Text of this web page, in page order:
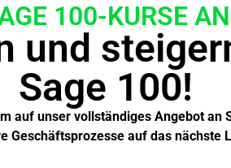
100-KURSE
und
Sage 100!
auf unser vollständiges Angebot an
Geschäftsprozesse auf das nächste